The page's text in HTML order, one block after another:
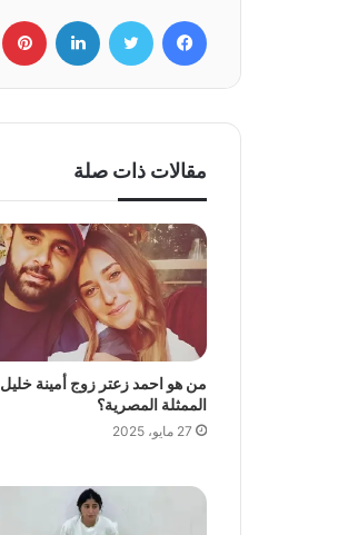
مقالات ذات صلة
من هو احمد زعتر زوج أمينة خليل
الممثلة المصرية؟
27 مايو، 2025